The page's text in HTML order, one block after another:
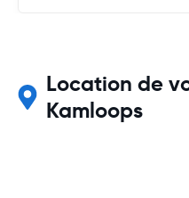
Location de
Kamloops